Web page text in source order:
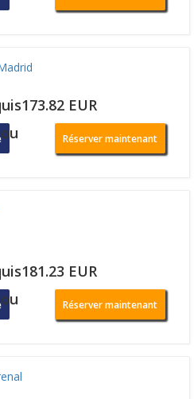
EUR
ou Réserver maintenant
EUR
ou Réserver maintenant